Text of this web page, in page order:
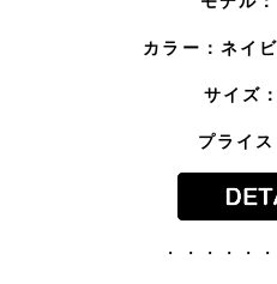
カラー：ネイ
サイズ
プライス：￥
・・・・・